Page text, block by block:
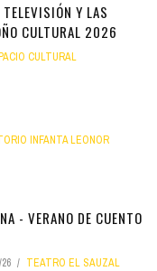
Y LAS
CULTURAL 2026
CULTURAL
INFANTA LEONOR
- VERANO DE CUENTO
TEATRO EL SAUZAL